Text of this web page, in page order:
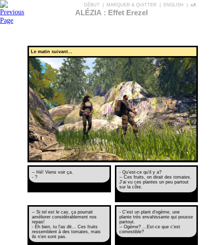
DÉBUT MARQUER & QUITTER ENGLISH aA
ALÉZIA : Effet Erezel
Le matin suivant...
-- Hé! Viens voir ça.
- ?
- Qu'est-ce qu'il y a?
-- Ces fruits, on dirait des tomates.
J'ai vu ces plantes un peu partout
sur la côte.
-- Si tel est le cas, ça pourrait
améliorer considérablement nos
repas!
- Eh bien, tu l'as dit... Ces fruits
ressemblent à des tomates, mais
ils n'en sont pas.
- C'est un plant d'ogème, une
plante très envahissante qui pousse
partout.
-- Ogème? ...Est-ce que c'est
comestible?